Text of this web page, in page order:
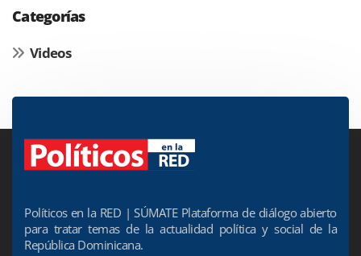
Categorías
Videos
Políticos en la RED | SÚMATE Plataforma de diálogo abierto
para tratar temas de la actualidad política y social de la
República Dominicana.